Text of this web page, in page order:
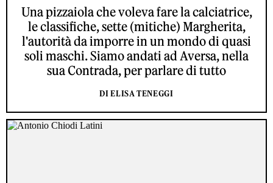
Una pizzaiola che voleva fare la calciatrice,
le classifiche, sette (mitiche) Margherita,
l'autorità da imporre in un mondo di quasi
soli maschi. Siamo andati ad Aversa, nella
sua Contrada, per parlare di tutto
DI ELISA TENEGGI